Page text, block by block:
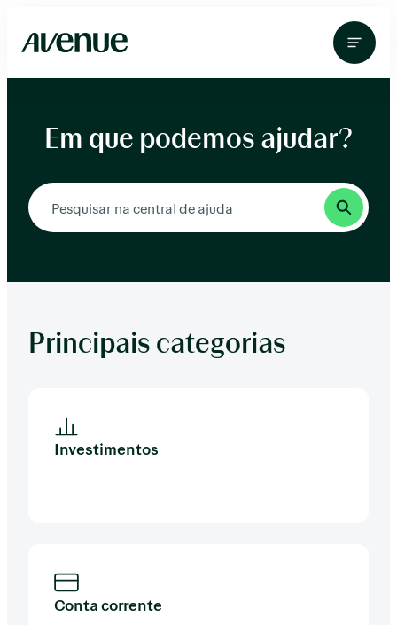
para
conteúdo
Em que podemos ajudar?
Principais categorias
Investimentos
Conta corrente